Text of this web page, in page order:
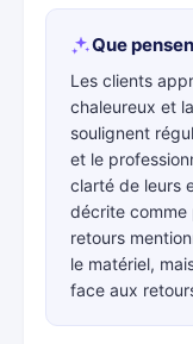
Que
Les clients
chaleureux et
soulignent
et le
clarté de leurs
décrite
retours
le matériel,
face aux